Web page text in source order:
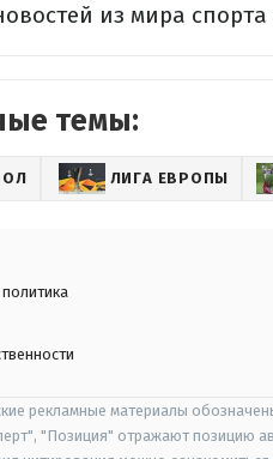
из мира
темы:
ЛИГА ЕВРОПЫ
рекламные материалы
"Позиция" отражают позицию